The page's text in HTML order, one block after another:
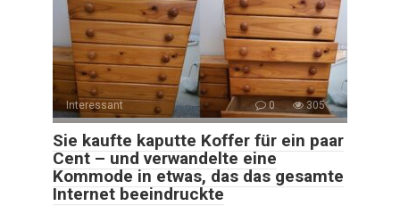
Interessant 0 305
Sie kaufte kaputte Koffer für ein paar
Cent – und verwandelte eine
Kommode in etwas, das das gesamte
Internet beeindruckte